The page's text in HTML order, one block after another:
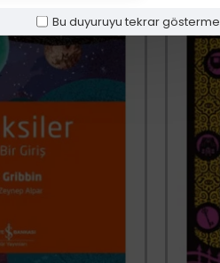
Bu duyuruyu tekrar gösterme